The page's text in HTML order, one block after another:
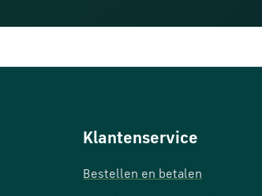
Klantenservice
Bestellen en betalen